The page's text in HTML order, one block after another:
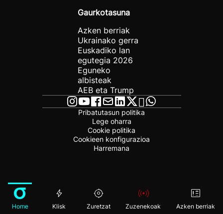
Gaurkotasuna
Azken berriak
Ukrainako gerra
Euskadiko lan
egutegia 2026
Eguneko
albisteak
AEB eta Trump
Pribatutasun politika
Lege oharra
Cookie politika
Cookieen konfigurazioa
Harremana
Home Klisk Zuretzat Zuzenekoak Azken berriak